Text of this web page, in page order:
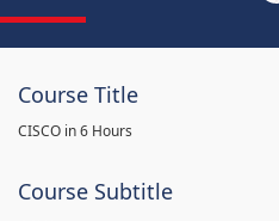
Course Title
CISCO in 6 Hours
Course Subtitle